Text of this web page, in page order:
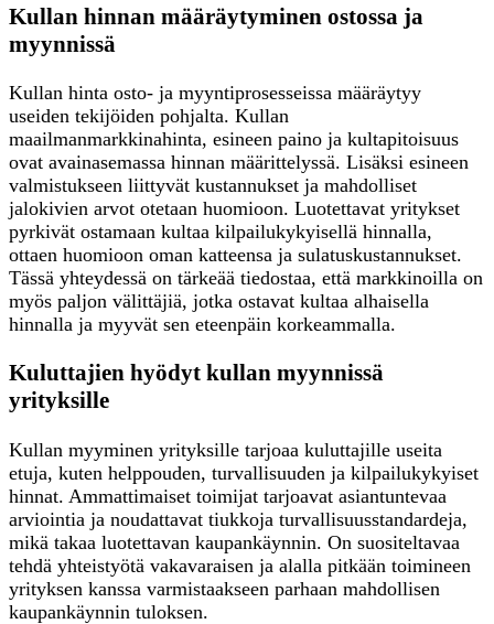
Kullan hinnan määräytyminen ostossa ja
myynnissä
Kullan hinta osto- ja myyntiprosesseissa määräytyy
useiden tekijöiden pohjalta. Kullan
maailmanmarkkinahinta, esineen paino ja kultapitoisuus
ovat avainasemassa hinnan määrittelyssä. Lisäksi esineen
valmistukseen liittyvät kustannukset ja mahdolliset
jalokivien arvot otetaan huomioon. Luotettavat yritykset
pyrkivät ostamaan kultaa kilpailukykyisellä hinnalla,
ottaen huomioon oman katteensa ja sulatuskustannukset.
Tässä yhteydessä on tärkeää tiedostaa, että markkinoilla on
myös paljon välittäjiä, jotka ostavat kultaa alhaisella
hinnalla ja myyvät sen eteenpäin korkeammalla.
Kuluttajien hyödyt kullan myynnissä
yrityksille
Kullan myyminen yrityksille tarjoaa kuluttajille useita
etuja, kuten helppouden, turvallisuuden ja kilpailukykyiset
hinnat. Ammattimaiset toimijat tarjoavat asiantuntevaa
arviointia ja noudattavat tiukkoja turvallisuusstandardeja,
mikä takaa luotettavan kaupankäynnin. On suositeltavaa
tehdä yhteistyötä vakavaraisen ja alalla pitkään toimineen
yrityksen kanssa varmistaakseen parhaan mahdollisen
kaupankäynnin tuloksen.